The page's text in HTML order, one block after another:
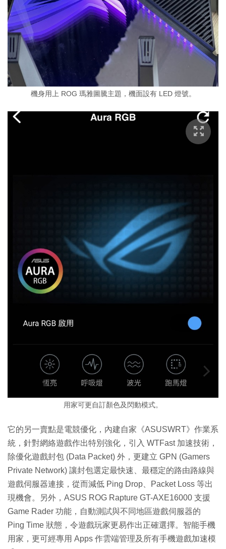
機身用上 ROG 瑪雅圖騰主題，機面設有 LED 燈號。
用家可更自訂顏色及閃動模式。
它的另一賣點是電競優化，內建自家《ASUSWRT》作業系
統，針對網絡遊戲作出特別強化，引入 WTFast 加速技術，
除優化遊戲封包 (Data Packet) 外，更建立 GPN (Gamers
Private Network) 讓封包選定最快速、最穩定的路由路線與
遊戲伺服器連接，從而減低 Ping Drop、Packet Loss 等出
現機會。另外，ASUS ROG Rapture GT-AXE16000 支援
Game Rader 功能，自動測試與不同地區遊戲伺服器的
Ping Time 狀態，令遊戲玩家更易作出正確選擇。智能手機
用家，更可經專用 Apps 作雲端管理及所有手機遊戲加速模